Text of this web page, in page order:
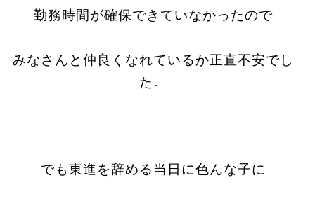
勤務時間が確保できていなかったので
みなさんと仲良くなれているか正直不安でし
た。
でも東進を辞める当日に色んな子に